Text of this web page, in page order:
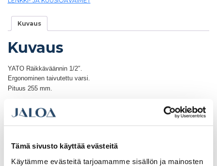
Tämä sivusto käyttää evästeitä
Käytämme evästeitä tarjoamamme sisällön ja mainosten
Kuvaus
Kuvaus
YATO Räikkäväännin 1/2″.
Ergonominen taivutettu varsi.
Pituus 255 mm.
Tutustu myös